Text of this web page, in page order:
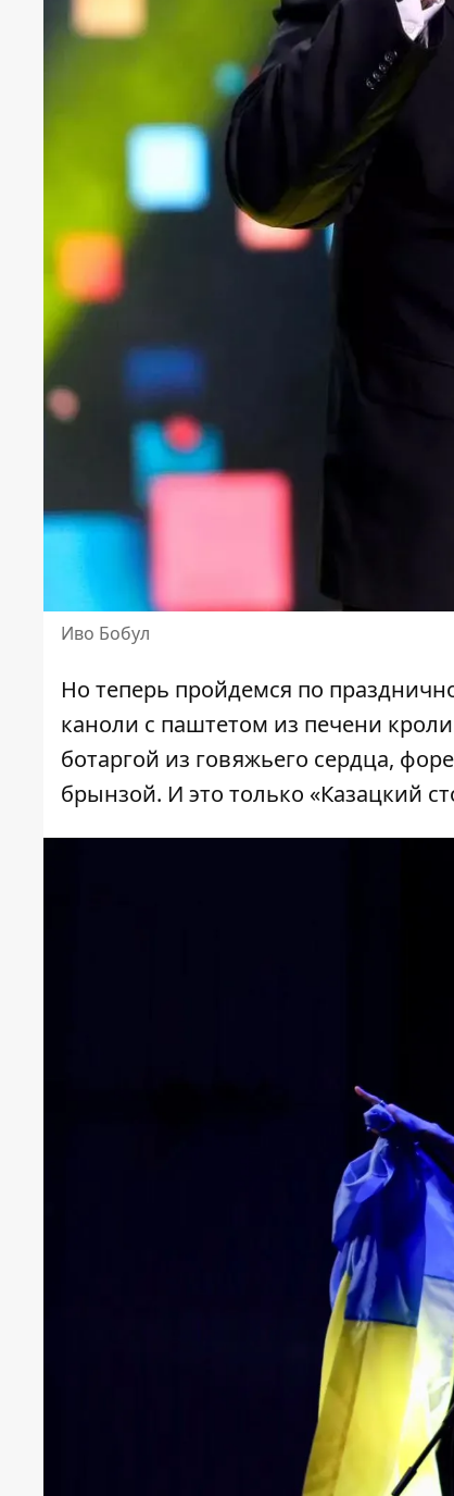
Иво Бобул
Но теперь пройдемся по
каноли с паштетом из печени
ботаргой из говяжьего сердца,
брынзой. И это только «Казацкий